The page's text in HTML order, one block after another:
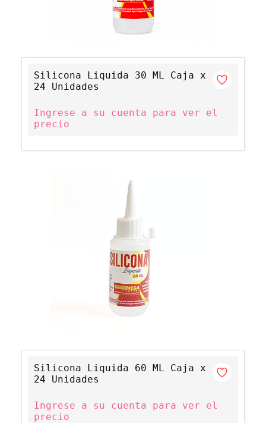
Silicona Liquida 30 ML Caja x
24 Unidades
Ingrese a su cuenta para ver el
precio
Silicona Liquida 60 ML Caja x
24 Unidades
Ingrese a su cuenta para ver el
precio